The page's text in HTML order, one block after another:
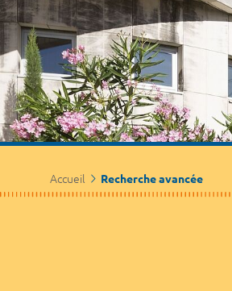
Accueil Recherche avancée